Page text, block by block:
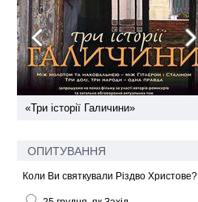
«Три історії Галичини»
ОПИТУВАННЯ
Коли Ви святкували Різдво Христове?